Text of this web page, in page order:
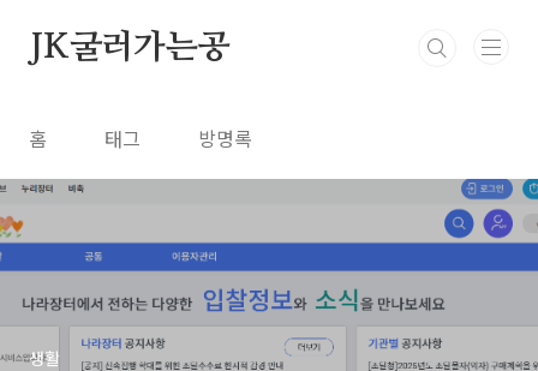
JK굴러가는공
홈 태그 방명록
생활